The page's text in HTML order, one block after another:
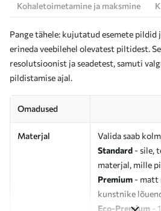
Kohaletoimetamine ja maksmine
Pange tähele: kujutatud esemete pildid
erineda veebilehel olevatest piltidest.
resolutsioonist ja seadetest, samuti
pildistamise ajal.
Omadused
Materjal
Valida saab
Standard - sile,
materjal, mille
Premium - matt
kunstnike
Eco-Premium -